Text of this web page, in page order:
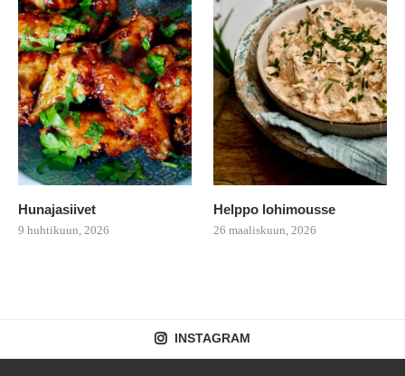
Hunajasiivet
9 huhtikuun, 2026
Helppo lohimousse
26 maaliskuun, 2026
INSTAGRAM